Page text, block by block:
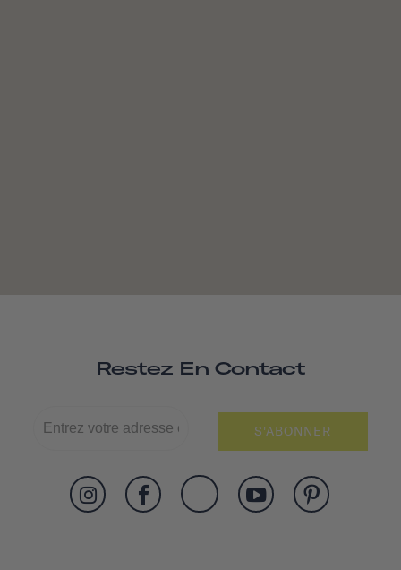
Restez En Contact
S'ABONNER